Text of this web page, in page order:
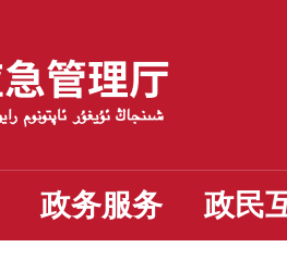
政务服务 政民